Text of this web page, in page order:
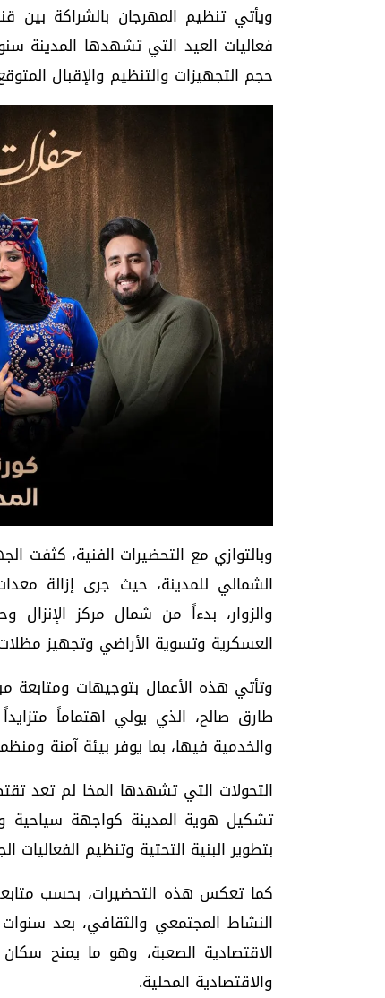
ويأتي تنظيم المهرجان بالشراكة
فعاليات العيد التي تشهدها المدينة
حجم التجهيزات والتنظيم والإقبال
وبالتوازي مع التحضيرات الفنية، كثفت
الشمالي للمدينة، حيث جرى إزالة
والزوار، بدءاً من شمال مركز
العسكرية وتسوية الأراضي وتجهيز
وتأتي هذه الأعمال بتوجيهات
طارق صالح، الذي يولي اهتماماً
والخدمية فيها، بما يوفر بيئة آمنة
التحولات التي تشهدها المخا لم تعد
تشكيل هوية المدينة كواجهة سياحية
بتطوير البنية التحتية وتنظيم الفعاليات
كما تعكس هذه التحضيرات، بحسب
النشاط المجتمعي والثقافي، بعد
الاقتصادية الصعبة، وهو ما يمنح سكان
والاقتصادية المحلية.